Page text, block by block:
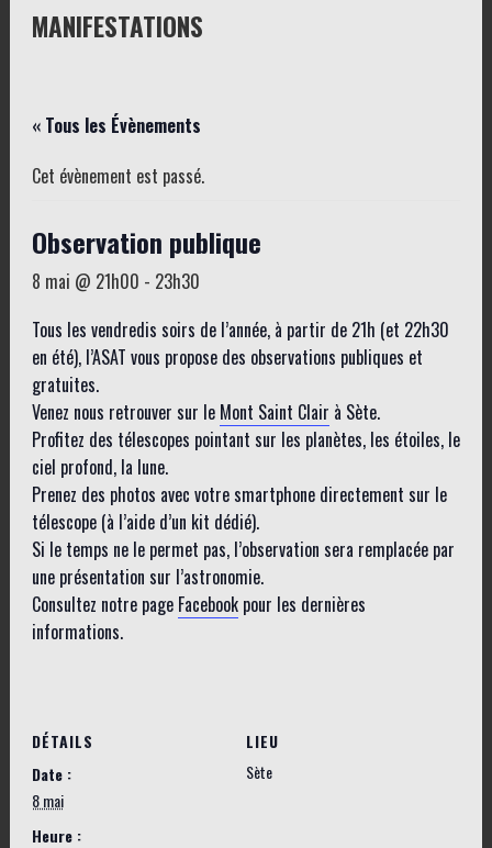
MANIFESTATIONS
« Tous les Évènements
Cet évènement est passé.
Observation publique
8 mai @ 21h00 - 23h30
Tous les vendredis soirs de l’année, à partir de 21h (et 22h30
en été), l’ASAT vous propose des observations publiques et
gratuites.
Venez nous retrouver sur le Mont Saint Clair à Sète.
Profitez des télescopes pointant sur les planètes, les étoiles, le
ciel profond, la lune.
Prenez des photos avec votre smartphone directement sur le
télescope (à l’aide d’un kit dédié).
Si le temps ne le permet pas, l’observation sera remplacée par
une présentation sur l’astronomie.
Consultez notre page Facebookpour les dernières
informations.
DÉTAILS
Date :
8 mai
Heure :
LIEU
Sète